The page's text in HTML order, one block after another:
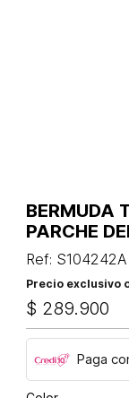
BERMUDA
PARCHE
Ref: S104242A
Precio exclusivo
$ 289.900
Paga